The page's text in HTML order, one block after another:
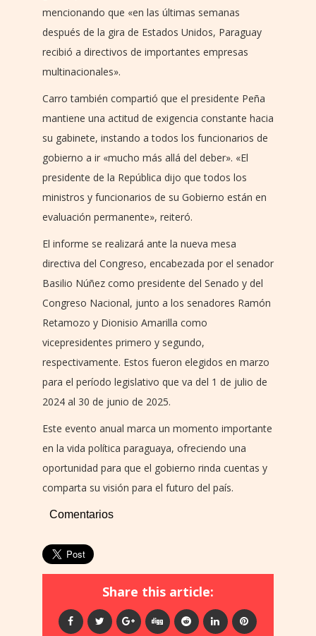
mencionando que «en las últimas semanas
después de la gira de Estados Unidos, Paraguay
recibió a directivos de importantes empresas
multinacionales».
Carro también compartió que el presidente Peña
mantiene una actitud de exigencia constante hacia
su gabinete, instando a todos los funcionarios de
gobierno a ir «mucho más allá del deber». «El
presidente de la República dijo que todos los
ministros y funcionarios de su Gobierno están en
evaluación permanente», reiteró.
El informe se realizará ante la nueva mesa
directiva del Congreso, encabezada por el senador
Basilio Núñez como presidente del Senado y del
Congreso Nacional, junto a los senadores Ramón
Retamozo y Dionisio Amarilla como
vicepresidentes primero y segundo,
respectivamente. Estos fueron elegidos en marzo
para el período legislativo que va del 1 de julio de
2024 al 30 de junio de 2025.
Este evento anual marca un momento importante
en la vida política paraguaya, ofreciendo una
oportunidad para que el gobierno rinda cuentas y
comparta su visión para el futuro del país.
Comentarios
Share this article: